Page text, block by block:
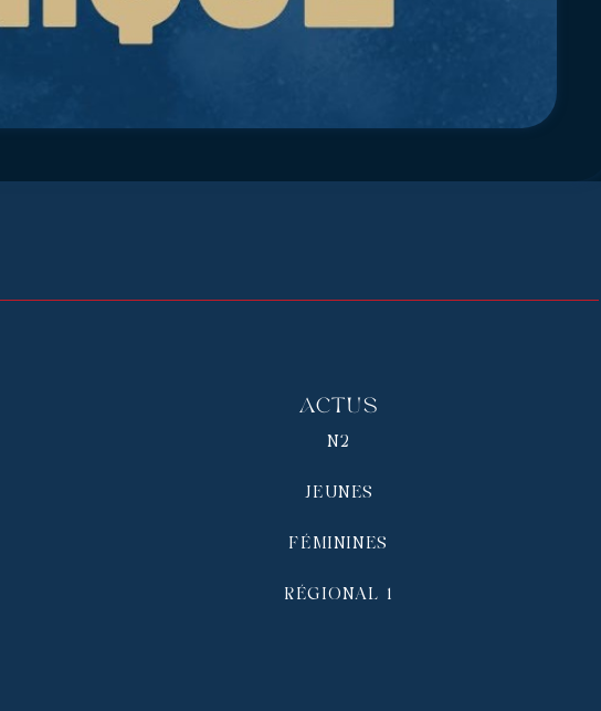
Actus
N2
JEUNES
FÉMININES
RÉGIONAL 1